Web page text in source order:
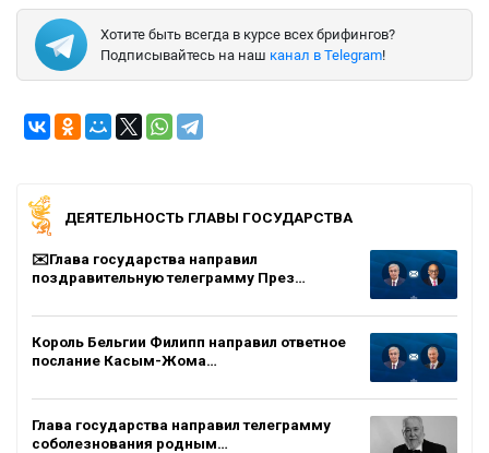
Хотите быть всегда в курсе всех брифингов?
Подписывайтесь на наш канал в Telegram!
ДЕЯТЕЛЬНОСТЬ ГЛАВЫ ГОСУДАРСТВА
✉️Глава государства направил
поздравительную телеграмму През…
Король Бельгии Филипп направил ответное
послание Касым-Жома…
Глава государства направил телеграмму
соболезнования родным…